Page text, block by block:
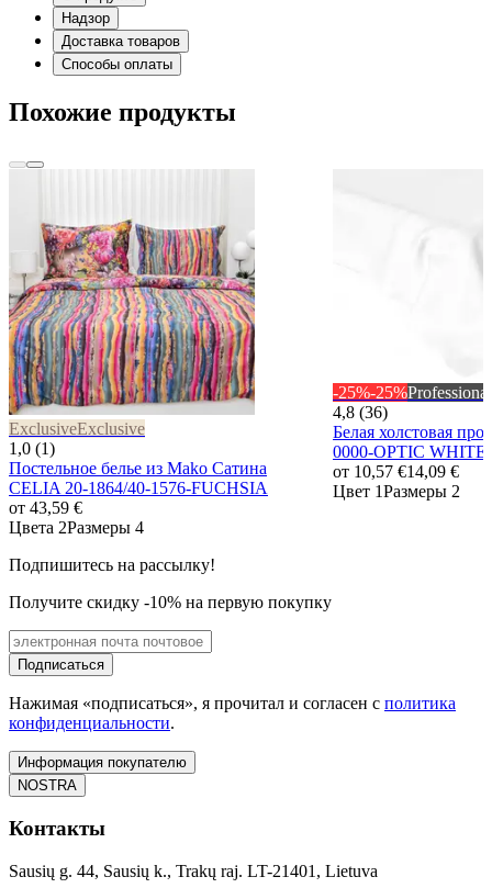
Надзор
Доставка товаров
Способы оплаты
Похожие продукты
ExclusiveExclusive
1,0 (1)
Постельное белье из Mako Сатина
CELIA 20-1864/40-1576-FUCHSIA
от 43,59 €
Цвета 2Размеры 4
-25%-25%Professional
4,8 (36)
Белая холстовая
0000-OPTIC WHITE
от 10,57 €14,09 €
Цвет 1Размеры 2
Подпишитесь на рассылку!
Получите скидку -10% на первую покупку
Подписаться
Нажимая «подписаться», я прочитал и согласен с политика
конфиденциальности.
Информация покупателю
NOSTRA
Контакты
Sausių g. 44, Sausių k., Trakų raj. LT-21401, Lietuva